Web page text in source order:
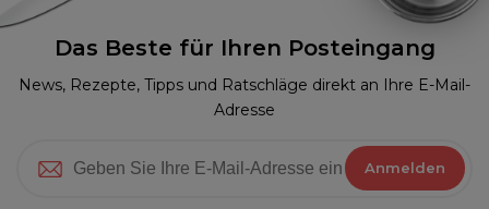
Das Beste für Ihren Posteingang
News, Rezepte, Tipps und Ratschläge direkt an Ihre E-Mail-
Adresse
Anmelden